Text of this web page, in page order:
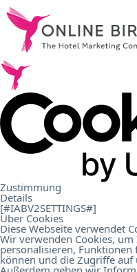
Zustimmung
Details
[#IABV2SETTINGS#]
Über Cookies
Diese Webseite verwendet
Wir verwenden Cookies,
personalisieren,
können und die Zugriffe auf
Serviços
Referências .
nós.
Carreira.